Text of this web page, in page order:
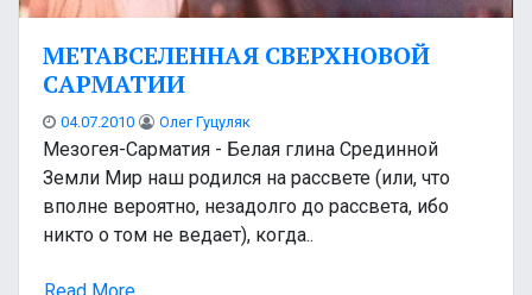
МЕТАВСЕЛЕННАЯ СВЕРХНОВОЙ
САРМАТИИ
04.07.2010 Олег Гуцуляк
Мезогея-Сарматия - Белая глина Срединной
Земли Мир наш родился на рассвете (или, что
вполне вероятно, незадолго до рассвета, ибо
никто о том не ведает), когда..